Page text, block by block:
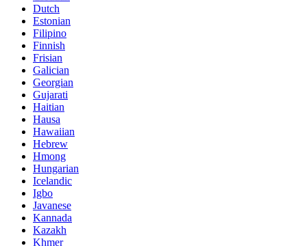
Dutch
Estonian
Filipino
Finnish
Frisian
Galician
Georgian
Gujarati
Haitian
Hausa
Hawaiian
Hebrew
Hmong
Hungarian
Icelandic
Igbo
Javanese
Kannada
Kazakh
Khmer